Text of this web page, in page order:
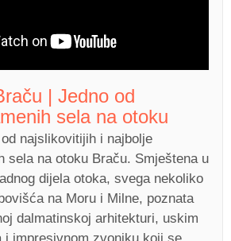
| Jedno od
sela na otoku
najslikovitijih i najbolje
sela na otoku Braču. Smještena u
dijela otoka, svega nekoliko
na Moru i Milne, poznata
dalmatinskoj arhitekturi, uskim